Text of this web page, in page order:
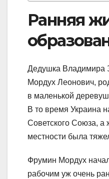
Ранняя
Дедушка Владимира
Мордух Леонович,
в маленькой
В то время Украина
Советского Союза, а
местности была
Фрумин Мордух
рабочим уж очень